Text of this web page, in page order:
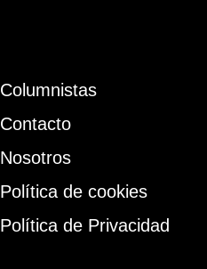
Columnistas
Contacto
Nosotros
Política de cookies
Política de Privacidad